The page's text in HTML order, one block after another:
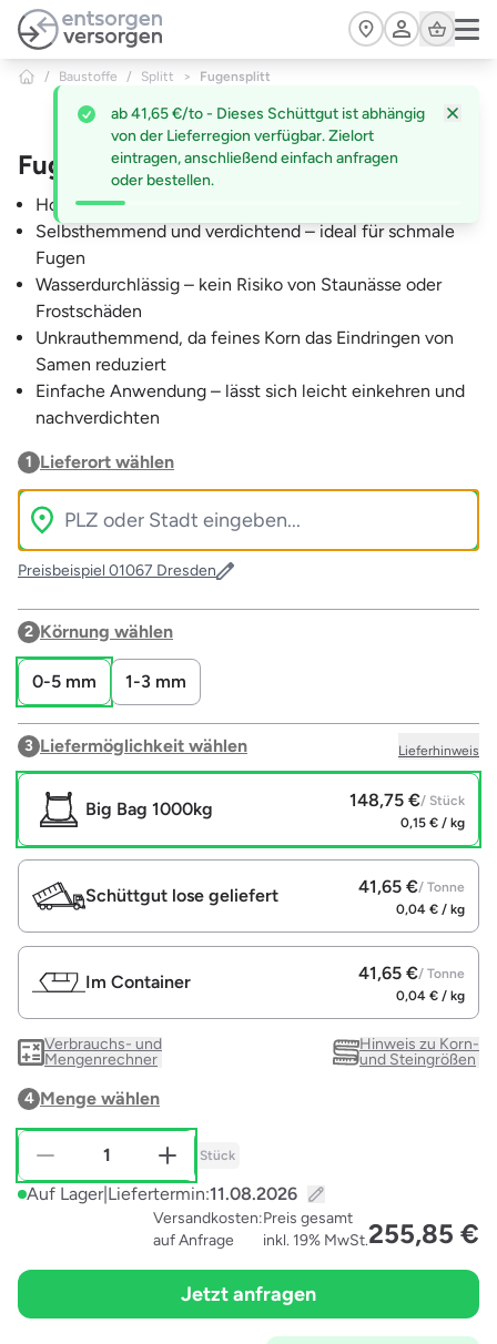
Zum Hauptinhalt springen
Cart
ab 41,65 €/to - Dieses Schüttgut ist abhängig
von der Lieferregion verfügbar. Zielort
eintragen, anschließend einfach anfragen
oder bestellen.
/ Baustoffe / Splitt > Fugensplitt
Fugensplitt
Hohe Fugenstabilität durch fein abgestufte Körnung
Selbsthemmend und verdichtend – ideal für schmale
Fugen
Wasserdurchlässig – kein Risiko von Staunässe oder
Frostschäden
Unkrauthemmend, da feines Korn das Eindringen von
Samen reduziert
Einfache Anwendung – lässt sich leicht einkehren und
nachverdichten
1 Lieferort wählen
Preisbeispiel 01067 Dresden
2 Körnung wählen
0-5 mm 1-3 mm
3 Liefermöglichkeit wählen Lieferhinweis
Big Bag 1000kg 148,75 €/ Stück
0,15 € / kg
Schüttgut lose geliefert 41,65 €/ Tonne
0,04 € / kg
Im Container 41,65 €/ Tonne
0,04 € / kg
Verbrauchs- und
Mengenrechner
Hinweis zu Korn-
und Steingrößen
4 Menge wählen
Stück
Auf Lager|Liefertermin:
Versandkosten:
auf Anfrage
Preis gesamt
inkl. 19% MwSt.255,85 €
Jetzt anfragen